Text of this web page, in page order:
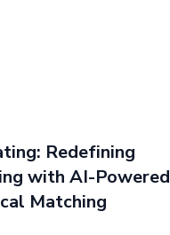
Redefining
with AI-Powered
Matching